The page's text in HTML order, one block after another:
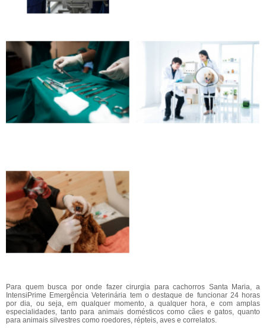
Para quem busca por onde fazer cirurgia para cachorros Santa Maria, a
IntensiPrime Emergência Veterinária tem o destaque de funcionar 24 horas
por dia, ou seja, em qualquer momento, a qualquer hora, e com amplas
especialidades, tanto para animais domésticos como cães e gatos, quanto
para animais silvestres como roedores, répteis, aves e correlatos.